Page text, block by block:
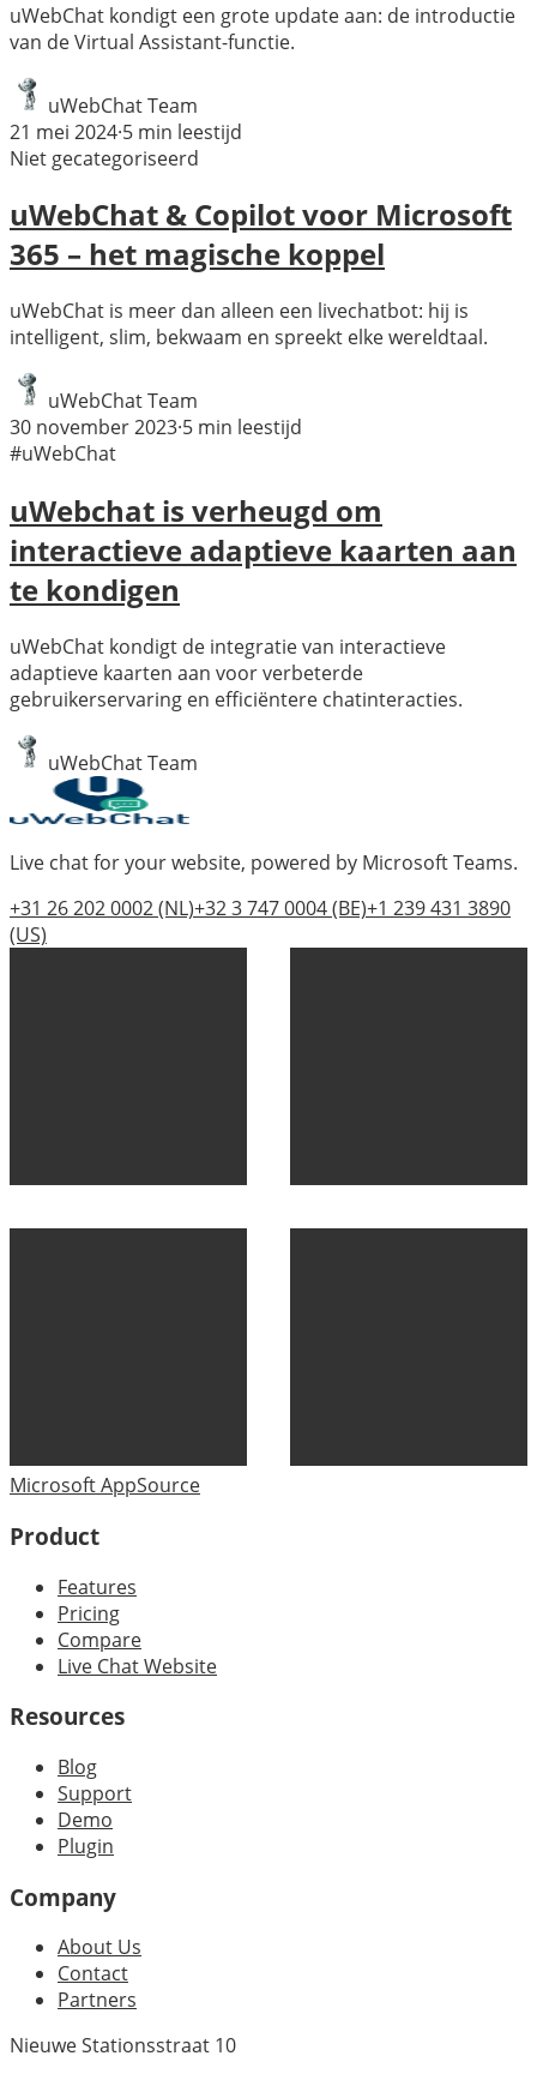
uWebChat kondigt een grote update aan: de introductie
van de Virtual Assistant-functie.
uWebChat Team
21 mei 2024·5 min leestijd
Niet gecategoriseerd
uWebChat & Copilot voor Microsoft
365 – het magische koppel
uWebChat is meer dan alleen een livechatbot: hij is
intelligent, slim, bekwaam en spreekt elke wereldtaal.
uWebChat Team
30 november 2023·5 min leestijd
#uWebChat
uWebchat is verheugd om
interactieve adaptieve kaarten aan
te kondigen
uWebChat kondigt de integratie van interactieve
adaptieve kaarten aan voor verbeterde
gebruikerservaring en efficiëntere chatinteracties.
uWebChat Team
Live chat for your website, powered by Microsoft Teams.
+31 26 202 0002(NL)+32 3 747 0004(BE)+1 239 431 3890
(US)
Microsoft AppSource
Product
Features
Pricing
Compare
Live Chat Website
Resources
Blog
Support
Demo
Plugin
Company
About Us
Contact
Partners
Nieuwe Stationsstraat 10